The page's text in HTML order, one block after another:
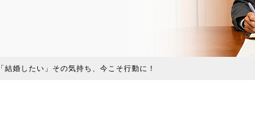
「結婚したい」その気持ち、今こそ行動に！